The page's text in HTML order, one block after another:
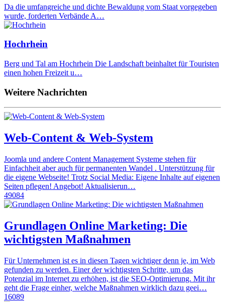
Da die umfangreiche und dichte Bewaldung vom Staat vorgegeben
wurde, forderten Verbände A…
Hochrhein
Berg und Tal am Hochrhein Die Landschaft beinhaltet für Touristen
einen hohen Freizeit u…
Weitere Nachrichten
Web-Content & Web-System
Joomla und andere Content Management Systeme stehen für
Einfachheit aber auch für permanenten Wandel . Unterstützung für
die eigene Webseite! Trotz Social Media: Eigene Inhalte auf eigenen
Seiten pflegen! Angebot! Aktualisierun…
49084
Grundlagen Online Marketing: Die
wichtigsten Maßnahmen
Für Unternehmen ist es in diesen Tagen wichtiger denn je, im Web
gefunden zu werden. Einer der wichtigsten Schritte, um das
Potenzial im Internet zu erhöhen, ist die SEO-Optimierung. Mit ihr
geht die Frage einher, welche Maßnahmen wirklich dazu geei…
16089